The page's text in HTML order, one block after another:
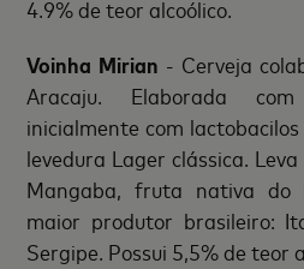
4.9% de teor alcoólico.
Voinha Mirian - Cerveja
Aracaju. Elaborada
inicialmente com
levedura Lager clássica.
Mangaba, fruta nativa do
maior produtor brasileiro:
Sergipe. Possui 5,5% de teor